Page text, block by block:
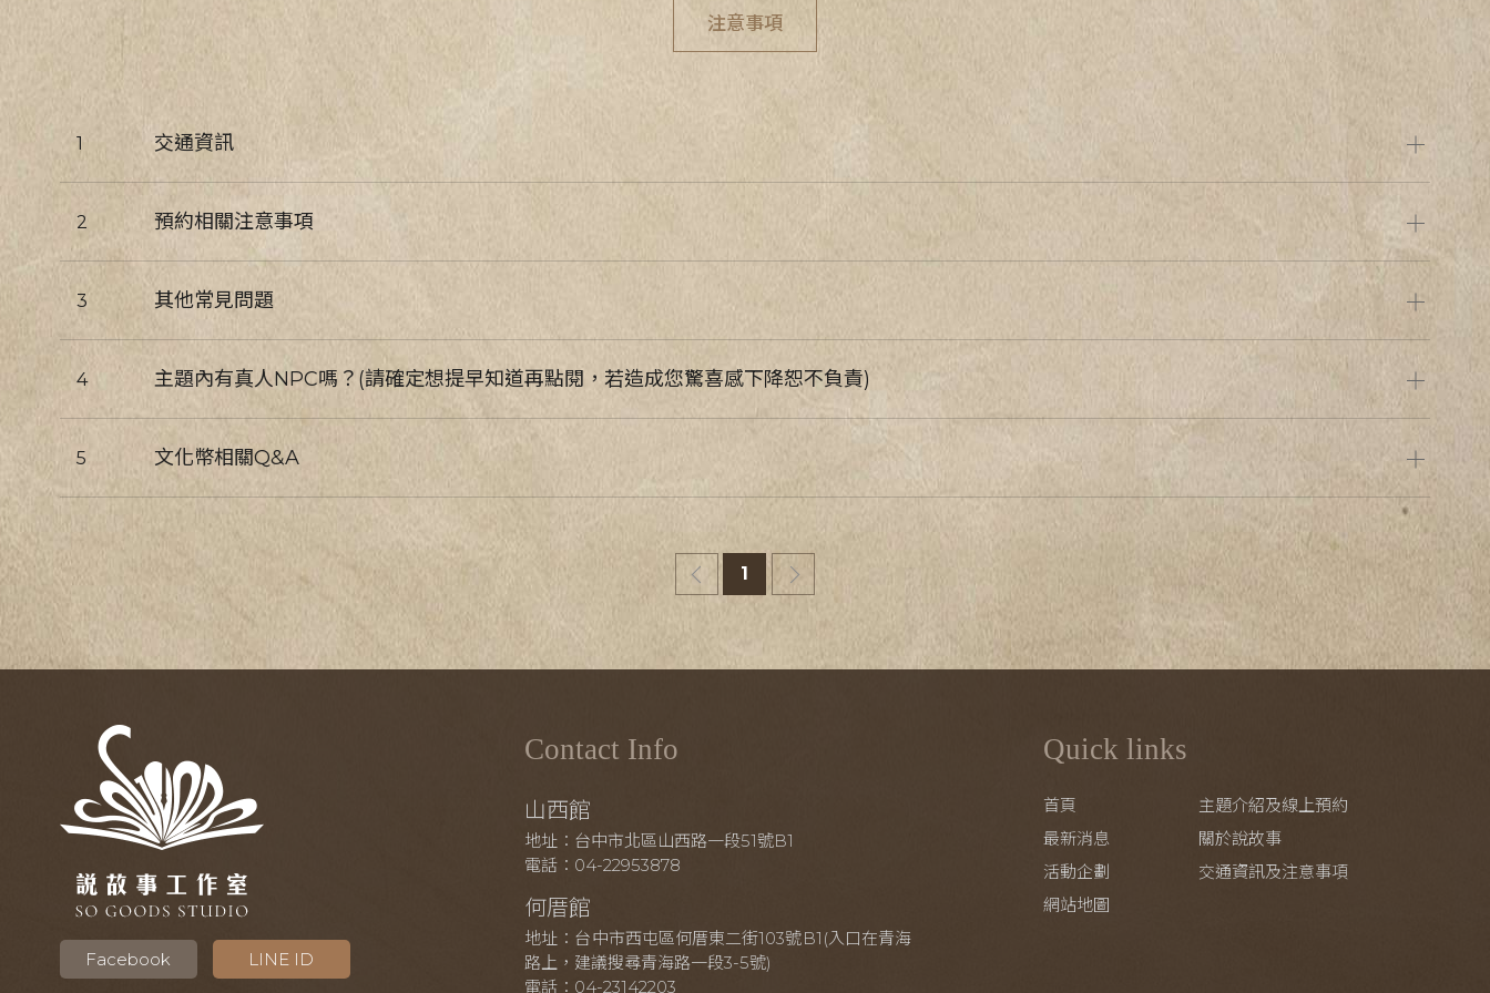
注意事項
1 交通資訊
2 預約相關注意事項
3 其他常見問題
4 主題內有真人NPC嗎？(請確定想提早知道再點閱，若造成您驚喜感下降恕不負責)
5 文化幣相關Q&A
1
Facebook LINE ID
Contact Info
山西館
地址：台中市北區山西路一段51號B1
電話：04-22953878
何厝館
地址：台中市西屯區何厝東二街103號B1(入口在青海
路上，建議搜尋青海路一段3-5號)
電話：04-23142203
Quick links
首頁
主題介紹及線上預約
最新消息
關於說故事
活動企劃
交通資訊及注意事項
網站地圖